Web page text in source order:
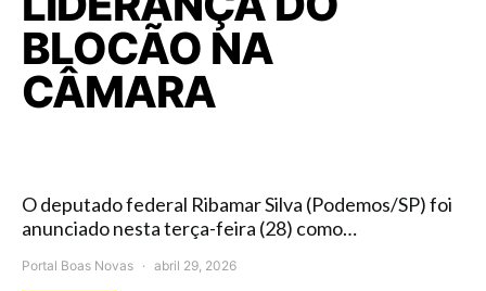
BLOCÃO NA
CÂMARA
O deputado federal Ribamar Silva (Podemos/SP) foi
anunciado nesta terça-feira (28) como…
Portal Boas Novas abril 29, 2026